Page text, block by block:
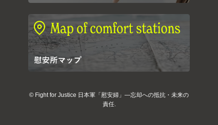
© Fight for Justice 日本軍「慰安婦」―忘却への抵抗・未来の
責任.